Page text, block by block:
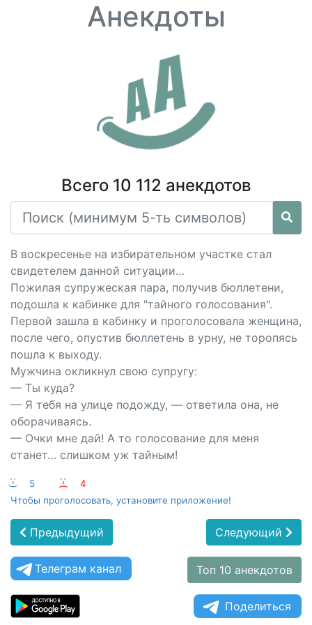
Анекдоты
Всего 10 112 анекдотов
В воскресенье на избирательном участке стал
свидетелем данной ситуации…
Пожилая супружеская пара, получив бюллетени,
подошла к кабинке для "тайного голосования".
Первой зашла в кабинку и проголосовала женщина,
после чего, опустив бюллетень в урну, не торопясь
пошла к выходу.
Мужчина окликнул свою супругу:
— Ты куда?
— Я тебя на улице подожду, — ответила она, не
оборачиваясь.
— Очки мне дай! А то голосование для меня
станет… слишком уж тайным!
:-) 5 :-(
4
Чтобы проголосовать, установите приложение!
Предыдущий Следующий
Телеграм канал Топ 10 анекдотов
Поделиться